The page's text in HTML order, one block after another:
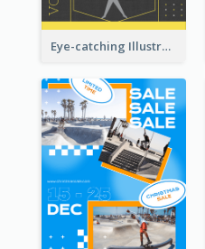
Eye-catching Illustration Illuminating Design Template